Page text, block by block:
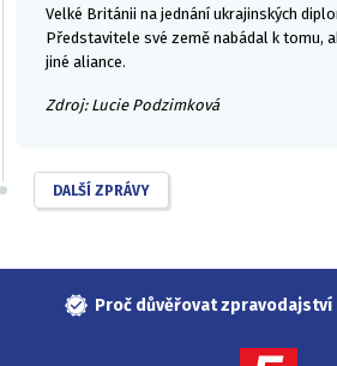
Velké Británii na jednání ukrajinských
Představitele své země nabádal k tomu,
jiné aliance.
Zdroj: Lucie Podzimková
DALŠÍ ZPRÁVY
Proč důvěřovat zpravodajství